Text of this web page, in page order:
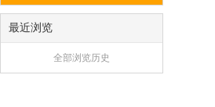
最近浏览
全部浏览历史